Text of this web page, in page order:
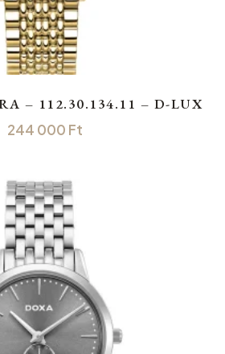
– 112.30.134.11 – D-LUX
244 000 Ft